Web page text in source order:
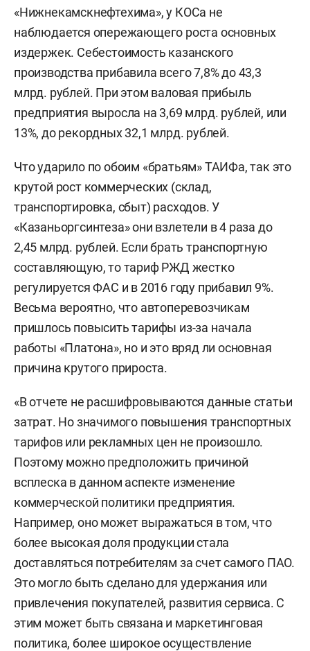
«Нижнекамскнефтехима», у КОСа не
наблюдается опережающего роста основных
издержек. Себестоимость казанского
производства прибавила всего 7,8% до 43,3
млрд. рублей. При этом валовая прибыль
предприятия выросла на 3,69 млрд. рублей, или
13%, до рекордных 32,1 млрд. рублей.
Что ударило по обоим «братьям» ТАИФа, так это
крутой рост коммерческих (склад,
транспортировка, сбыт) расходов. У
«Казаньоргсинтеза» они взлетели в 4 раза до
2,45 млрд. рублей. Если брать транспортную
составляющую, то тариф РЖД жестко
регулируется ФАС и в 2016 году прибавил 9%.
Весьма вероятно, что автоперевозчикам
пришлось повысить тарифы из-за начала
работы «Платона», но и это вряд ли основная
причина крутого прироста.
«В отчете не расшифровываются данные статьи
затрат. Но значимого повышения транспортных
тарифов или рекламных цен не произошло.
Поэтому можно предположить причиной
всплеска в данном аспекте изменение
коммерческой политики предприятия.
Например, оно может выражаться в том, что
более высокая доля продукции стала
доставляться потребителям за счет самого ПАО.
Это могло быть сделано для удержания или
привлечения покупателей, развития сервиса. С
этим может быть связана и маркетинговая
политика, более широкое осуществление